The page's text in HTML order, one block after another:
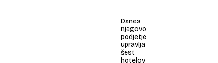
Danes
njegovo
podjetje
upravlja
šest
hotelov